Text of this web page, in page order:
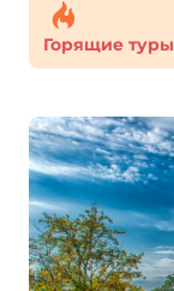
Горящие туры